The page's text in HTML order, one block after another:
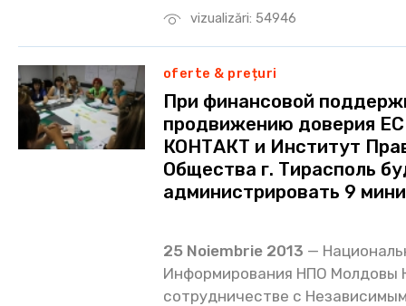
vizualizări: 54946
oferte & prețuri
При финансовой
продвижению доверия
КОНТАКТ и Институт
Общества г. Тирасполь
администрировать 9
25 Noiembrie 2013 —
Информирования НПО Молдовы
сотрудничестве с